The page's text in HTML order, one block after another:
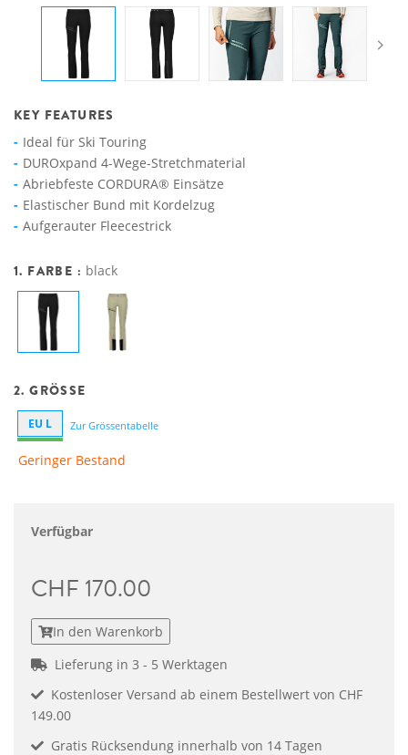
KEY FEATURES
Ideal für Ski Touring
DUROxpand 4-Wege-Stretchmaterial
Abriebfeste CORDURA® Einsätze
Elastischer Bund mit Kordelzug
Aufgerauter Fleecestrick
1. FARBE : black
2. GRÖSSE
EU L Zur Grössentabelle
Geringer Bestand
Verfügbar
CHF 170.00
In den Warenkorb
Lieferung in 3 - 5 Werktagen
Kostenloser Versand ab einem Bestellwert von CHF
149.00
Gratis Rücksendung innerhalb von 14 Tagen